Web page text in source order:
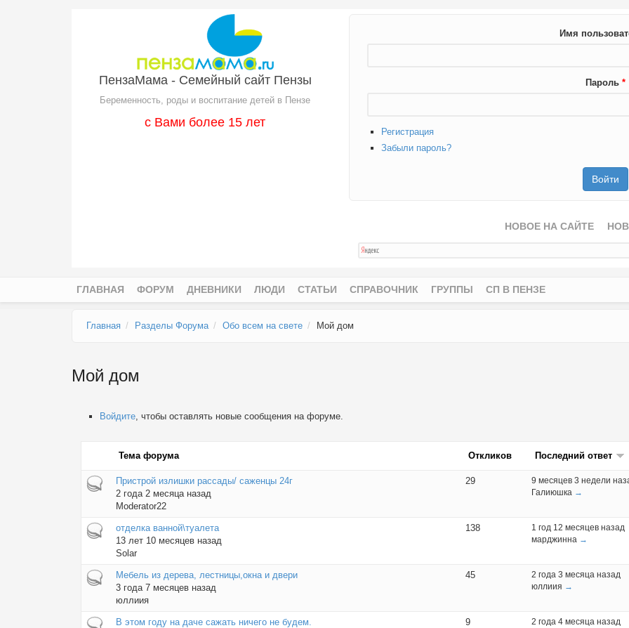
ПензаМама - Семейный сайт Пензы
Беременность, роды и воспитание детей в Пензе
с Вами более 15 лет
Имя
Пароль *
Регистрация
Забыли пароль?
НОВОЕ НА САЙТЕ
ГЛАВНАЯ ФОРУМ ДНЕВНИКИ ЛЮДИ СТАТЬИ СПРАВОЧНИК ГРУППЫ СП В ПЕНЗЕ
Главная Разделы Форума Обо всем на свете Мой дом
Мой дом
Войдите , чтобы оставлять новые сообщения на форуме.
Тема форума Откликов Последний ответ
Горячая темаПристрой излишки рассады/ саженцы 24г
2 года 2 месяца назад
Moderator22
29
9 месяцев 3 недели
Галиюшка →
Горячая темаотделка ванной\туалета
13 лет 10 месяцев назад
Solar
138
1 год 12 месяцев назад
марджинна →
Горячая темаМебель из дерева, лестницы,окна и двери
3 года 7 месяцев назад
юллиия
45
2 года 3 месяца назад
юллиия →
Обычная темаВ этом году на даче сажать ничего не будем.
9
2 года 4 месяца назад